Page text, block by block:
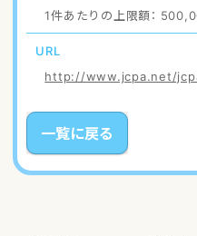
1件あたりの上限額：
URL
http://www.jcpa.net/
一覧に戻る